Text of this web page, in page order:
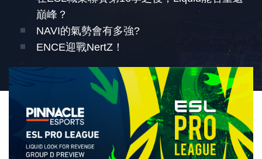
巔峰？
NAVI的氣勢會有多強?
ENCE迎戰NertZ！